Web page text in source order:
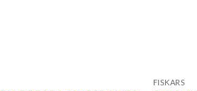
FISKARS